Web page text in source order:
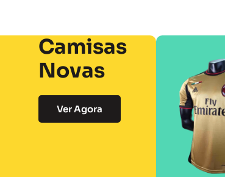
Camisas
Novas
Ver Agora